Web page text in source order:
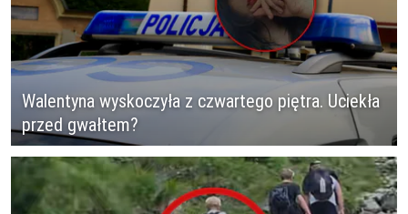
Walentyna wyskoczyła z czwartego piętra. Uciekła
przed gwałtem?